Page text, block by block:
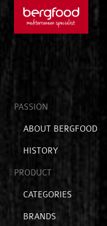
Open
voor
PASSION
Open
voor
ABOUT BERGFOOD
HISTORY
PRODUCT
Open
voor
CATEGORIES
BRANDS